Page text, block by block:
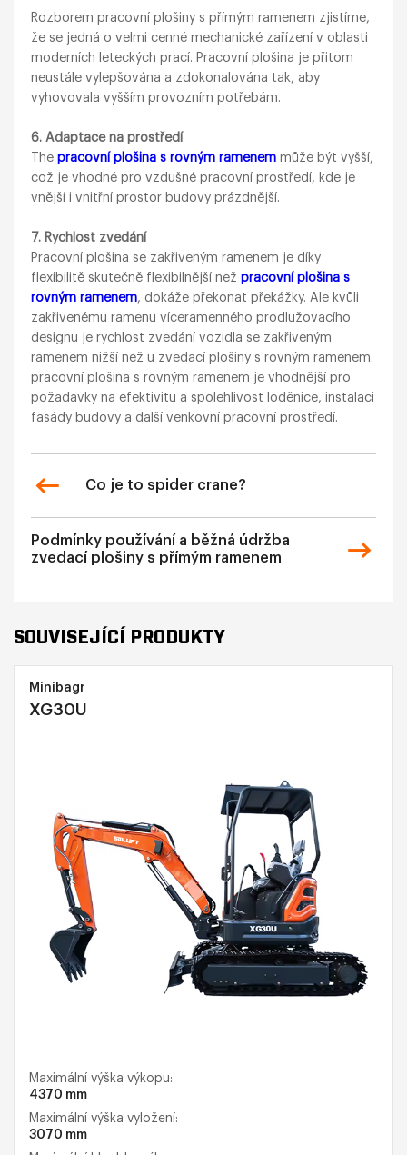
Rozborem pracovní plošiny s přímým ramenem zjistíme,
že se jedná o velmi cenné mechanické zařízení v oblasti
moderních leteckých prací. Pracovní plošina je přitom
neustále vylepšována a zdokonalována tak, aby
vyhovovala vyšším provozním potřebám.
6. Adaptace na prostředí
Thepracovní plošina s rovným ramenem může být vyšší,
což je vhodné pro vzdušné pracovní prostředí, kde je
vnější i vnitřní prostor budovy prázdnější.
7. Rychlost zvedání
Pracovní plošina se zakřiveným ramenem je díky
flexibilitě skutečně flexibilnější nežpracovní plošina s
rovným ramenem, dokáže překonat překážky. Ale kvůli
zakřivenému ramenu víceramenného prodlužovacího
designu je rychlost zvedání vozidla se zakřiveným
ramenem nižší než u zvedací plošiny s rovným ramenem.
pracovní plošina s rovným ramenem je vhodnější pro
požadavky na efektivitu a spolehlivost loděnice, instalaci
fasády budovy a další venkovní pracovní prostředí.
Co je to spider crane?
Podmínky používání a běžná údržba
zvedací plošiny s přímým ramenem
SOUVISEJÍCÍ PRODUKTY
Minibagr
XG30U
Maximální výška výkopu:
4370 mm
Maximální výška vyložení:
3070 mm